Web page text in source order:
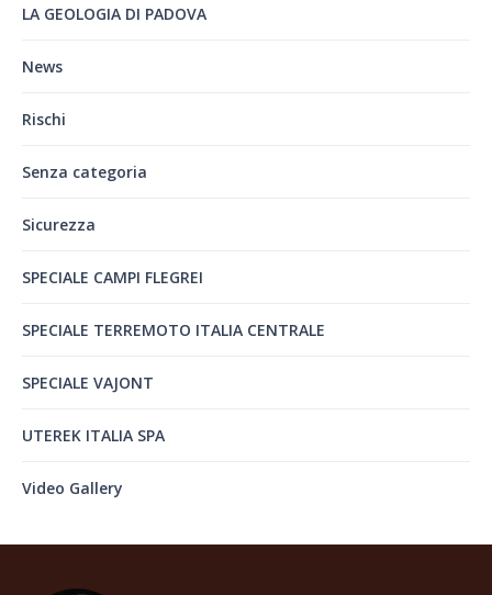
LA GEOLOGIA DI PADOVA
News
Rischi
Senza categoria
Sicurezza
SPECIALE CAMPI FLEGREI
SPECIALE TERREMOTO ITALIA CENTRALE
SPECIALE VAJONT
UTEREK ITALIA SPA
Video Gallery